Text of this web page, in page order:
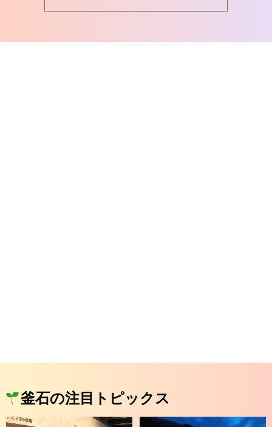
釜石の注目トピックス